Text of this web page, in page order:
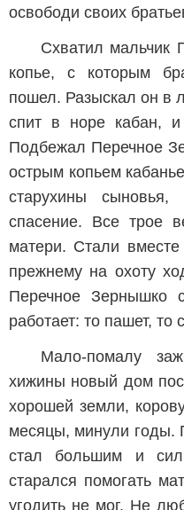
освободи своих
Схватил мальчик
копье, с которым
пошел. Разыскал он в
спит в норе кабан,
Подбежал Перечное
острым копьем
старухины сыновья,
спасение. Все трое
матери. Стали
прежнему на охоту
Перечное Зернышко
работает: то пашет, то
Мало-помалу
хижины новый дом
хорошей земли,
месяцы, минули годы.
стал большим и
старался помогать
угодить не мог. Не